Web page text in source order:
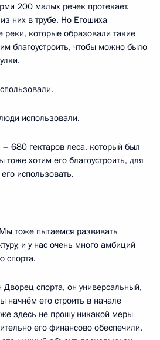
200 малых речек протекает.
них в трубе. Но Егошиха
реки, которые образовали такие
благоустроить, чтобы можно было
использовали.
680 гектаров леса, который был
тоже хотим его благоустроить, для
использовать.
тоже пытаемся развивать
и у нас очень много амбиций
спорта.
Дворец спорта, он универсальный,
начнём его строить в начале
здесь не прошу никакой меры
его финансово обеспечили.